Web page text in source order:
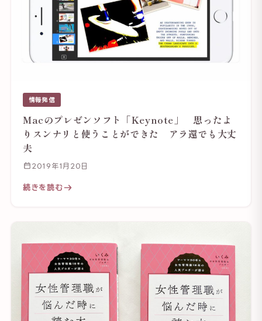
情報発信
Macのプレゼンソフト「Keynote」 思ったよ
りスンナリと使うことができた アラ還でも大丈
夫
2019年1月20日
続きを読む